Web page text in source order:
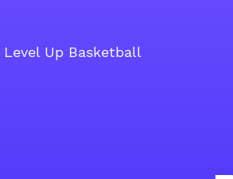
Level Up Basketball